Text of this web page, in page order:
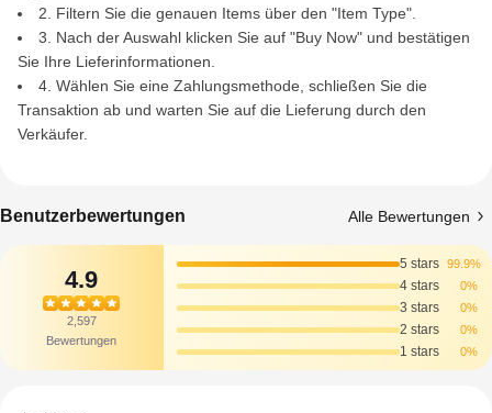
2. Filtern Sie die genauen Items über den "Item Type".
3. Nach der Auswahl klicken Sie auf "Buy Now" und bestätigen
Sie Ihre Lieferinformationen.
4. Wählen Sie eine Zahlungsmethode, schließen Sie die
Transaktion ab und warten Sie auf die Lieferung durch den
Verkäufer.
Benutzerbewertungen Alle Bewertungen
4.9
2,597
Bewertungen
5 stars 99.9%
4 stars 0%
3 stars 0%
2 stars 0%
1 stars 0%